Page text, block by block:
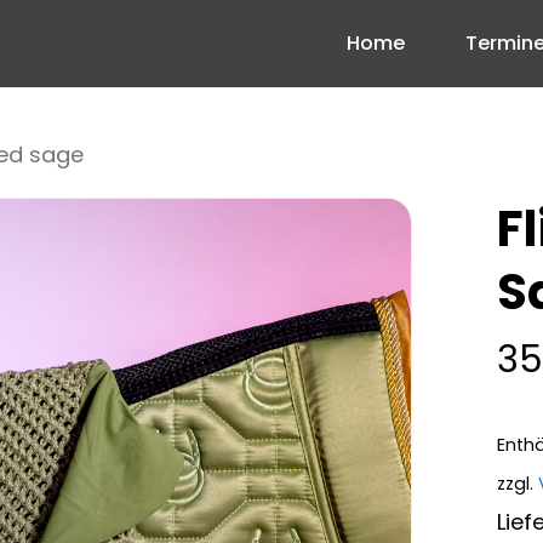
Home
sage
zzgl.